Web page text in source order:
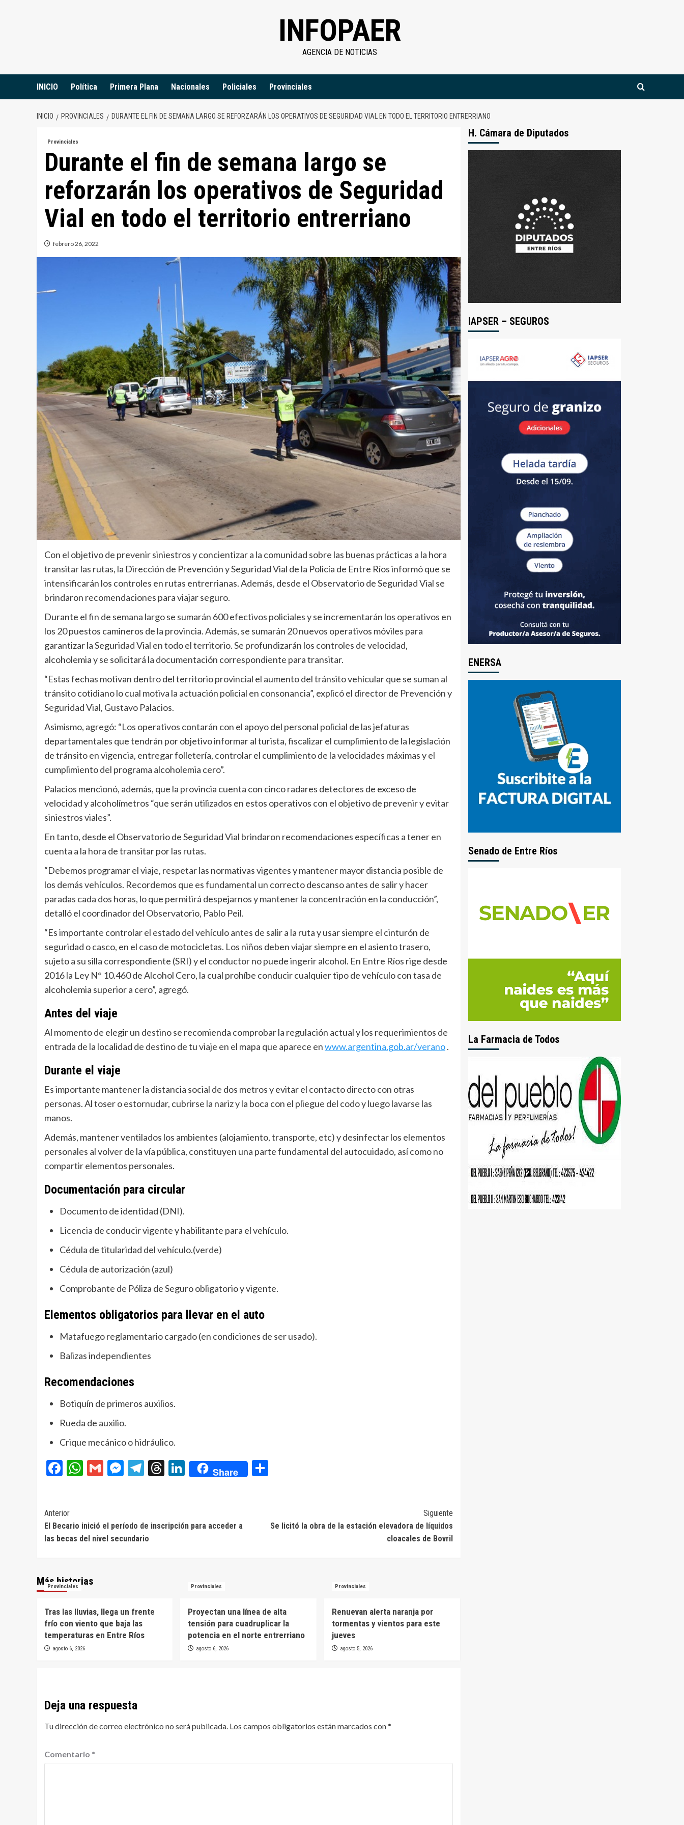
INFOPAER
AGENCIA DE NOTICIAS
INICIO Política Primera Plana Nacionales Policiales Provinciales
INICIO PROVINCIALES DURANTE EL FIN DE SEMANA LARGO SE REFORZARÁN LOS OPERATIVOS DE SEGURIDAD VIAL EN TODO EL TERRITORIO ENTRERRIANO
Provinciales
Durante el fin de semana largo se
reforzarán los operativos de Seguridad
Vial en todo el territorio entrerriano
febrero 26, 2022
Con el objetivo de prevenir siniestros y concientizar a la comunidad sobre las buenas prácticas a la hora
transitar las rutas, la Dirección de Prevención y Seguridad Vial de la Policía de Entre Ríos informó que se
intensificarán los controles en rutas entrerrianas. Además, desde el Observatorio de Seguridad Vial se
brindaron recomendaciones para viajar seguro.
Durante el fin de semana largo se sumarán 600 efectivos policiales y se incrementarán los operativos en
los 20 puestos camineros de la provincia. Además, se sumarán 20 nuevos operativos móviles para
garantizar la Seguridad Vial en todo el territorio. Se profundizarán los controles de velocidad,
alcoholemia y se solicitará la documentación correspondiente para transitar.
“Estas fechas motivan dentro del territorio provincial el aumento del tránsito vehícular que se suman al
tránsito cotidiano lo cual motiva la actuación policial en consonancia”, explicó el director de Prevención y
Seguridad Vial, Gustavo Palacios.
Asimismo, agregó: “Los operativos contarán con el apoyo del personal policial de las jefaturas
departamentales que tendrán por objetivo informar al turista, fiscalizar el cumplimiento de la legislación
de tránsito en vigencia, entregar folletería, controlar el cumplimiento de la velocidades máximas y el
cumplimiento del programa alcoholemia cero”.
Palacios mencionó, además, que la provincia cuenta con cinco radares detectores de exceso de
velocidad y alcoholímetros “que serán utilizados en estos operativos con el objetivo de prevenir y evitar
siniestros viales”.
En tanto, desde el Observatorio de Seguridad Vial brindaron recomendaciones específicas a tener en
cuenta a la hora de transitar por las rutas.
“Debemos programar el viaje, respetar las normativas vigentes y mantener mayor distancia posible de
los demás vehículos. Recordemos que es fundamental un correcto descanso antes de salir y hacer
paradas cada dos horas, lo que permitirá despejarnos y mantener la concentración en la conducción”,
detalló el coordinador del Observatorio, Pablo Peil.
“Es importante controlar el estado del vehículo antes de salir a la ruta y usar siempre el cinturón de
seguridad o casco, en el caso de motocicletas. Los niños deben viajar siempre en el asiento trasero,
sujeto a su silla correspondiente (SRI) y el conductor no puede ingerir alcohol. En Entre Ríos rige desde
2016 la Ley N° 10.460 de Alcohol Cero, la cual prohíbe conducir cualquier tipo de vehículo con tasa de
alcoholemia superior a cero”, agregó.
Antes del viaje
Al momento de elegir un destino se recomienda comprobar la regulación actual y los requerimientos de
entrada de la localidad de destino de tu viaje en el mapa que aparece enwww.argentina.gob.ar/verano.
Durante el viaje
Es importante mantener la distancia social de dos metros y evitar el contacto directo con otras
personas. Al toser o estornudar, cubrirse la nariz y la boca con el pliegue del codo y luego lavarse las
manos.
Además, mantener ventilados los ambientes (alojamiento, transporte, etc) y desinfectar los elementos
personales al volver de la vía pública, constituyen una parte fundamental del autocuidado, así como no
compartir elementos personales.
Documentación para circular
Documento de identidad (DNI).
Licencia de conducir vigente y habilitante para el vehículo.
Cédula de titularidad del vehículo.(verde)
Cédula de autorización (azul)
Comprobante de Póliza de Seguro obligatorio y vigente.
Elementos obligatorios para llevar en el auto
Matafuego reglamentario cargado (en condiciones de ser usado).
Balizas independientes
Recomendaciones
Botiquín de primeros auxilios.
Rueda de auxilio.
Crique mecánico o hidráulico.
Facebook
WhatsApp
GmailMessenger
Telegram
Threads
LinkedIn
Share
Navegación
de
Anterior
El Becario inició el período de inscripción para acceder a
las becas del nivel secundario
Siguiente
Se licitó la obra de la estación elevadora de líquidos
cloacales de Bovril
Más historias
Provinciales
Tras las lluvias, llega un frente
frío con viento que baja las
temperaturas en Entre Ríos
agosto 6, 2026
Provinciales
Proyectan una línea de alta
tensión para cuadruplicar la
potencia en el norte entrerriano
agosto 6, 2026
Provinciales
Renuevan alerta naranja por
tormentas y vientos para este
jueves
agosto 5, 2026
Deja una respuesta
Tu dirección de correo electrónico no será publicada. Los campos obligatorios están marcados con*
Comentario *
H. Cámara de Diputados
IAPSER – SEGUROS
ENERSA
Senado de Entre Ríos
La Farmacia de Todos